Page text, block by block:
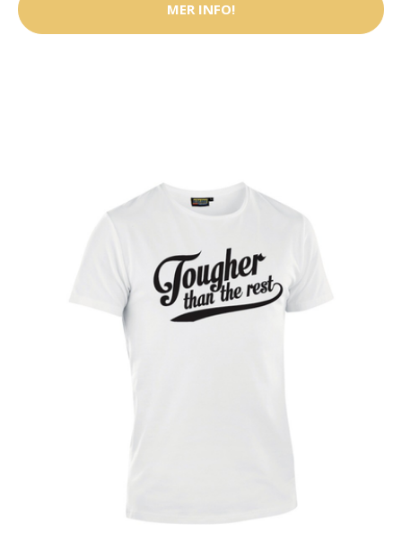
MER INFO!